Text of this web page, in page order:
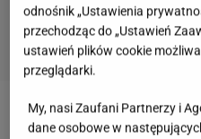
Wiesz, kim był
odnośnik „Ustawienia
przechodząc do „Ustawień
ustawień plików cookie
przeglądarki.
My, nasi Zaufani Partnerzy i
dane osobowe w